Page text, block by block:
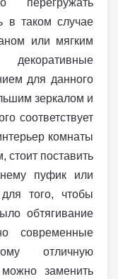
в таком случае
или мягким
для данного
зеркалом и
соответствует
комнаты
поставить
пуфик или
того, чтобы
обтягивание
современные
отличную
заменить